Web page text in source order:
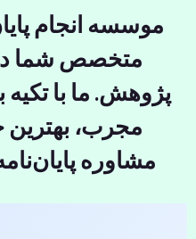
موسسه انجام
متخصص شما
پژوهش. ما با
مجرب،
مشاوره